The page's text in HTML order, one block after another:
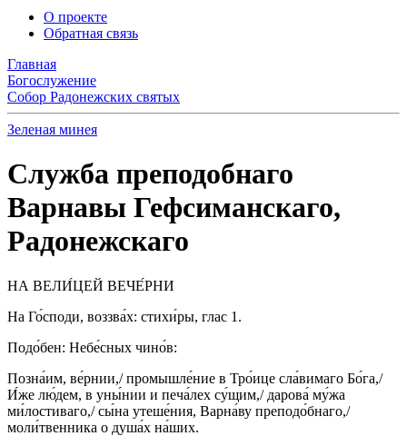
О проекте
Обратная связь
Главная
Богослужение
Собор Радонежских святых
Зеленая минея
Служба преподобнаго
Варнавы Гефсиманскаго,
Радонежскаго
НА ВЕЛИ́ЦЕЙ ВЕЧЕ́РНИ
На Го́споди, воззва́х: стихи́ры, глас 1.
Подо́бен: Небе́сных чино́в:
Позна́им, ве́рнии,/ промышле́ние в Тро́ице сла́вимаго Бо́га,/
И́же лю́дем, в уны́нии и печа́лех су́щим,/ дарова́ му́жа
ми́лостиваго,/ сы́на утеше́ния, Варна́ву преподо́бнаго,/
моли́твенника о душа́х на́ших.